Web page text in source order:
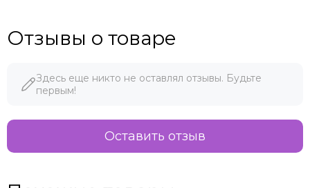
Отзывы о товаре
Здесь еще никто не оставлял отзывы. Будьте
первым!
Оставить отзыв